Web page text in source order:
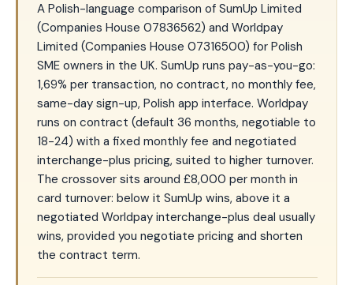
A Polish-language comparison of SumUp Limited
(Companies House 07836562) and Worldpay
Limited (Companies House 07316500) for Polish
SME owners in the UK. SumUp runs pay-as-you-go:
1,69% per transaction, no contract, no monthly fee,
same-day sign-up, Polish app interface. Worldpay
runs on contract (default 36 months, negotiable to
18-24) with a fixed monthly fee and negotiated
interchange-plus pricing, suited to higher turnover.
The crossover sits around £8,000 per month in
card turnover: below it SumUp wins, above it a
negotiated Worldpay interchange-plus deal usually
wins, provided you negotiate pricing and shorten
the contract term.